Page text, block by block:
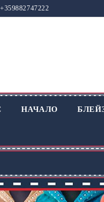
+359882747222
НАЧАЛО